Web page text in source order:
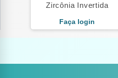
Zircônia Invertida
Faça login